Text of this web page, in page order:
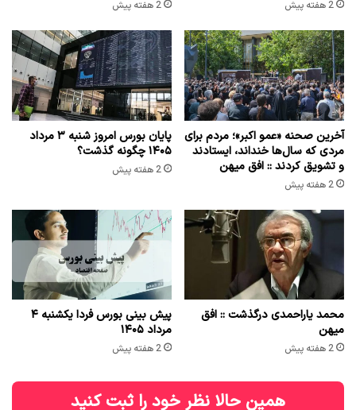
2 هفته پیش 2 هفته پیش
آخرین صحنه «عمو اکبر»؛ مردم برای
مردی که سال‌ها خنداند، ایستادند
و تشویق کردند :: افق میهن
2 هفته پیش
پایان بورس امروز شنبه ۳ مرداد
۱۴۰۵ چگونه گذشت؟
2 هفته پیش
محمد یاراحمدی درگذشت :: افق
میهن
2 هفته پیش
پیش بینی بورس فردا یکشنبه ۴
مرداد ۱۴۰۵
2 هفته پیش
همین حالا نظر خود را ثبت کنید